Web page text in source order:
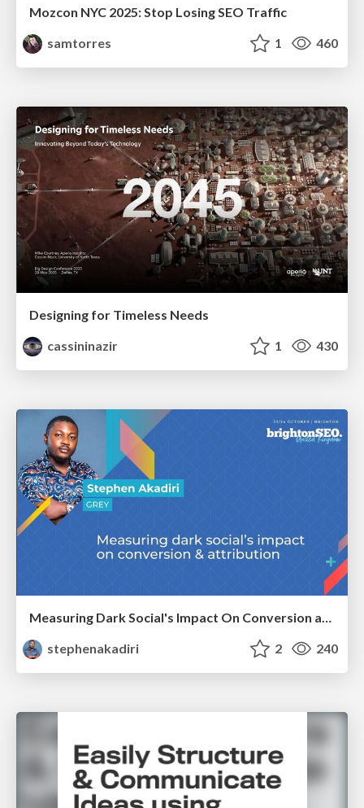
Mozcon NYC 2025: Stop Losing SEO Traffic
samtorres
1 460
Designing for Timeless Needs
cassininazir
1 430
Measuring Dark Social's Impact On Conversion and Attribution
stephenakadiri
2 240